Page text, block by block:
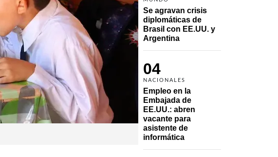
Se agravan crisis
diplomáticas de
Brasil con EE.UU. y
Argentina
04
NACIONALES
Empleo en la
Embajada de
EE.UU.: abren
vacante para
asistente de
informática